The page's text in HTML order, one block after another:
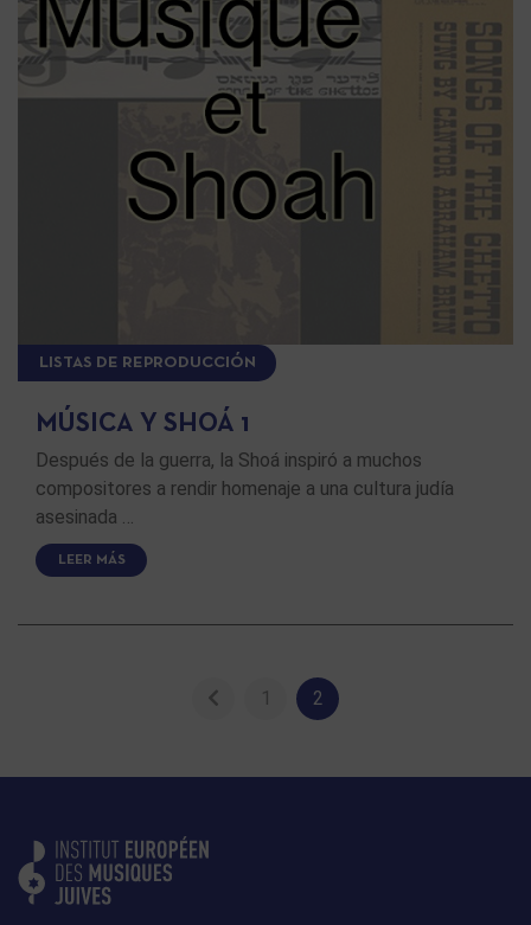
LISTAS DE REPRODUCCIÓN
MÚSICA Y SHOÁ 1
Después de la guerra, la Shoá inspiró a muchos
compositores a rendir homenaje a una cultura judía
asesinada …
LEER MÁS
1 2